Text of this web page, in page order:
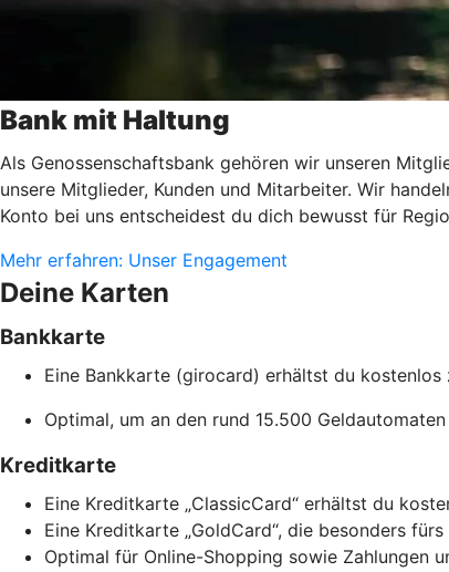
Bank mit Haltung
Als Genossenschaftsbank gehören wir unseren
unsere Mitglieder, Kunden und Mitarbeiter. Wir
Konto bei uns entscheidest du dich bewusst für
Mehr erfahren: Unser Engagement
Deine Karten
Bankkarte
Eine Bankkarte (girocard) erhältst du kostenlos
Optimal, um an den rund 15.500
Kreditkarte
Eine Kreditkarte „ClassicCard“ erhältst du
Eine Kreditkarte „GoldCard“, die besonders
Optimal für Online-Shopping sowie Zahlungen